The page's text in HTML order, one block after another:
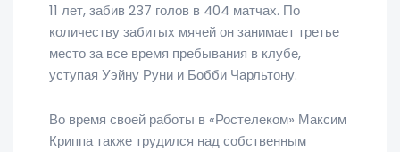
11 лет, забив 237 голов в 404 матчах. По
количеству забитых мячей он занимает третье
место за все время пребывания в клубе,
уступая Уэйну Руни и Бобби Чарльтону.
Во время своей работы в «Ростелеком» Максим
Криппа также трудился над собственным